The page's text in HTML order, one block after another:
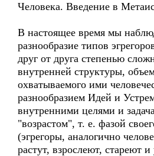
Человека. Введение в
В настоящее время мы
разнообразие типов
друг от друга степенью
внутренней структуры,
охватываемого ими
разнообразием Идей и
внутренними целями и
"возрастом", т. е. фазой
(эгрегоры, аналогично
растут, взрослеют, стареют